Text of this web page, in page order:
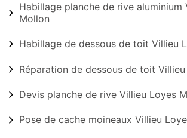
Habillage planche de rive aluminium
Mollon
Habillage de dessous de toit Villieu
Réparation de dessous de toit
Devis planche de rive Villieu Loyes
Pose de cache moineaux Villieu